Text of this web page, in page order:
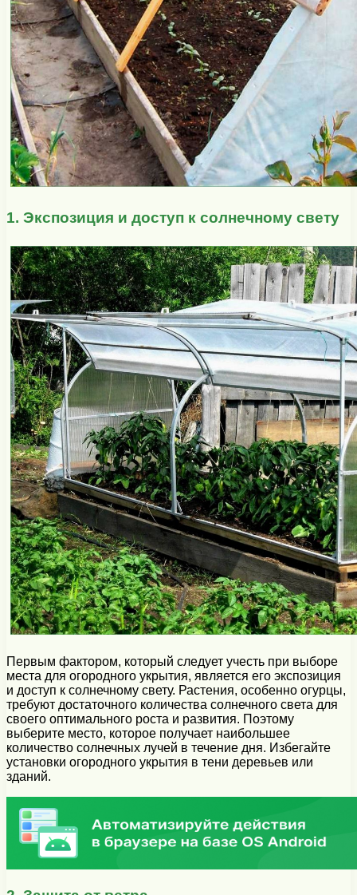
1. Экспозиция и доступ к солнечному свету
Первым фактором, который следует учесть при выборе
места для огородного укрытия, является его экспозиция
и доступ к солнечному свету. Растения, особенно огурцы,
требуют достаточного количества солнечного света для
своего оптимального роста и развития. Поэтому
выберите место, которое получает наибольшее
количество солнечных лучей в течение дня. Избегайте
установки огородного укрытия в тени деревьев или
зданий.